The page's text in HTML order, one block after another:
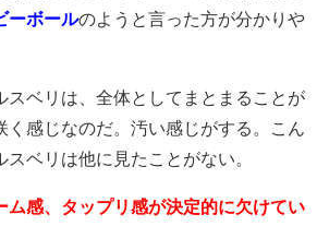
ーボールのようと言った方が分かりや
スベリは、全体としてまとまることが
く感じなのだ。汚い感じがする。こん
ベリは他に見たことがない。
ム感、タップリ感が決定的に欠けてい